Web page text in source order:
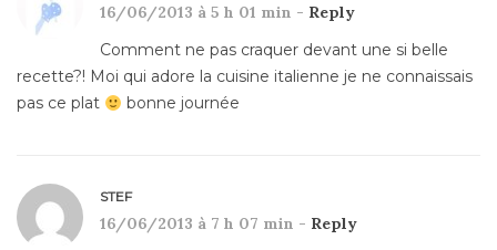
16/06/2013 à 5 h 01 min - Reply
Comment ne pas craquer devant une si belle
recette?! Moi qui adore la cuisine italienne je ne connaissais
pas ce plat
bonne journée
STEF
16/06/2013 à 7 h 07 min - Reply